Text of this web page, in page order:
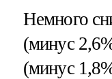
Немного
(минус
(минус